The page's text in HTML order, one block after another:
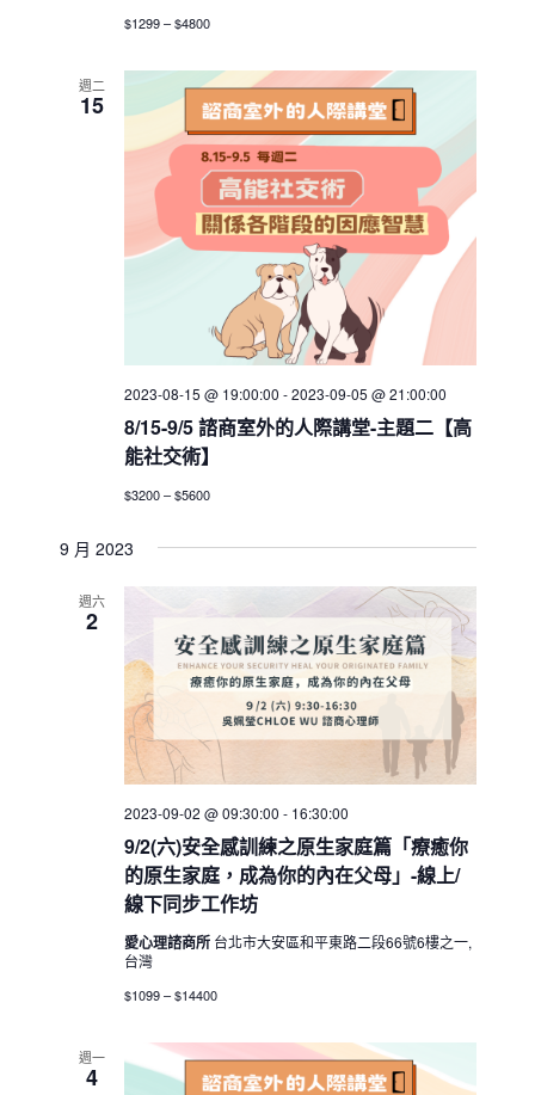
$1299 – $4800
週二
15
8/15-9/5 諮商室外的人際講堂-主題二【高
能社交術】
2023-08-15 @ 19:00:00 -2023-09-05 @ 21:00:00
$3200 – $5600
9 月 2023
週六
2
9/2(六)安全感訓練之原生家庭篇「療癒你
的原生家庭，成為你的內在父母」-線上/
線下同步工作坊
2023-09-02 @ 09:30:00 - 16:30:00
愛心理諮商所 台北市大安區和平東路二段66號6樓之一,
台灣
$1099 – $14400
週一
4